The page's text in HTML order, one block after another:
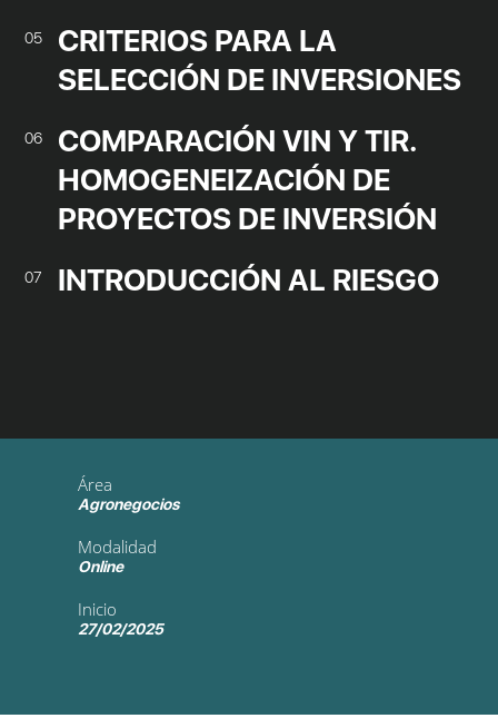
05
CRITERIOS PARA LA
SELECCIÓN DE INVERSIONES
06
COMPARACIÓN VIN Y TIR.
HOMOGENEIZACIÓN DE
PROYECTOS DE INVERSIÓN
07 INTRODUCCIÓN AL RIESGO
Área
Agronegocios
Modalidad
Online
Inicio
27/02/2025